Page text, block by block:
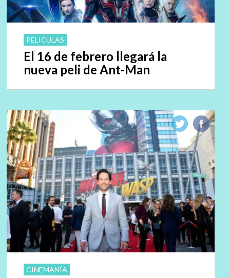
PELICULAS
El 16 de febrero llegará la
nueva peli de Ant-Man
CINEMANÍA